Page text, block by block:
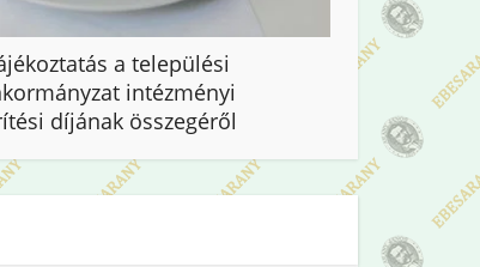
a települési
intézményi
díjának összegéről